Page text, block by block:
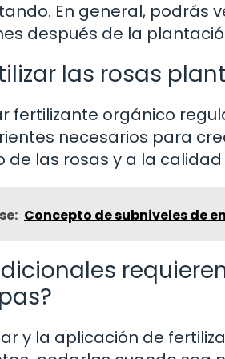
En general, podrás
después de la
las rosas
fertilizante orgánico
necesarios para
las rosas y a la calidad
Concepto de subniveles de
y la aplicación de